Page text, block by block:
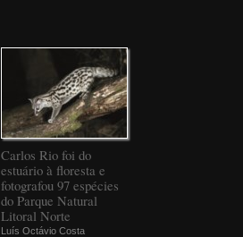
Carlos Rio foi do
estuário à floresta e
fotografou 97 espécies
do Parque Natural
Litoral Norte
Luís Octávio Costa